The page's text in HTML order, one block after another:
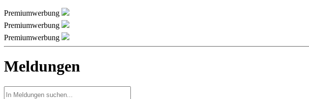
Premiumwerbung
Premiumwerbung
Premiumwerbung
Meldungen